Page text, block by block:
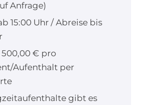
Anfrage)
15:00 Uhr / Abreise bis
500,00 € pro
Aufenthalt per
gibt es